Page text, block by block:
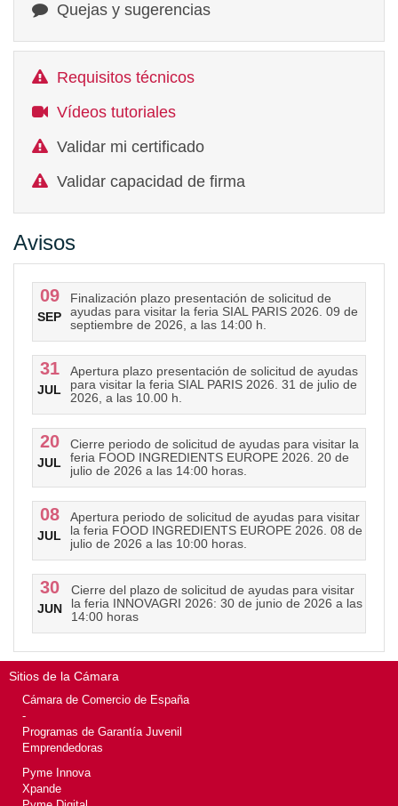
Quejas y sugerencias
Requisitos técnicos
Vídeos tutoriales
Validar mi certificado
Validar capacidad de firma
Avisos
09
SEP
Finalización plazo presentación de solicitud de
ayudas para visitar la feria SIAL PARIS 2026. 09 de
septiembre de 2026, a las 14:00 h.
31
JUL
Apertura plazo presentación de solicitud de ayudas
para visitar la feria SIAL PARIS 2026. 31 de julio de
2026, a las 10.00 h.
20
JUL
Cierre periodo de solicitud de ayudas para visitar la
feria FOOD INGREDIENTS EUROPE 2026. 20 de
julio de 2026 a las 14:00 horas.
08
JUL
Apertura periodo de solicitud de ayudas para visitar
la feria FOOD INGREDIENTS EUROPE 2026. 08 de
julio de 2026 a las 10:00 horas.
30
JUN
Cierre del plazo de solicitud de ayudas para visitar
la feria INNOVAGRI 2026: 30 de junio de 2026 a las
14:00 horas
Sitios de la Cámara
Cámara de Comercio de España
-
Programas de Garantía Juvenil
Emprendedoras
Pyme Innova
Xpande